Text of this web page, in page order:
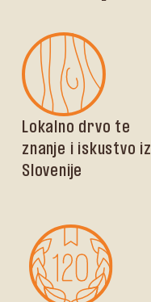
Lokalno drvo te
znanje i iskustvo iz
Slovenije